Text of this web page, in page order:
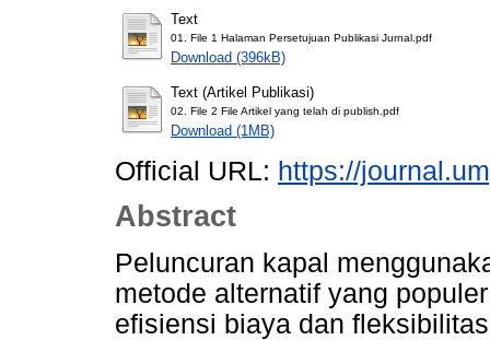
Text
01. File 1 Halaman Persetujuan Publikasi Jurnal.pdf
Download (396kB)
Text (Artikel Publikasi)
02. File 2 File Artikel yang telah di publish.pdf
Download (1MB)
Official URL: https://
Abstract
Peluncuran kapal
metode alternatif yang
efisiensi biaya dan